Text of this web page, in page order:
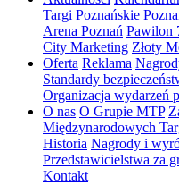
Targi Poznańskie
Arena Poznań Pawilon
City Marketing Złoty
Oferta Reklama
Standardy
Organizacja wydarzeń
O nas O Grupie MTP
Międzynarodowych
Historia Nagrody i
Przedstawicielstwa za
Kontakt